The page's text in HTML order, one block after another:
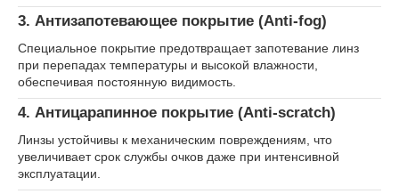
3. Антизапотевающее покрытие (Anti-fog)
Специальное покрытие предотвращает запотевание линз
при перепадах температуры и высокой влажности,
обеспечивая постоянную видимость.
4. Антицарапинное покрытие (Anti-scratch)
Линзы устойчивы к механическим повреждениям, что
увеличивает срок службы очков даже при интенсивной
эксплуатации.